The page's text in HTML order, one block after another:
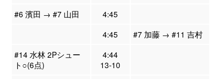
#6 濱田 → #7 山田
4:45
4:45
#7 加藤 → #11 吉村
#14 水林 2Pシュー
ト○(6点)
4:44
13-10